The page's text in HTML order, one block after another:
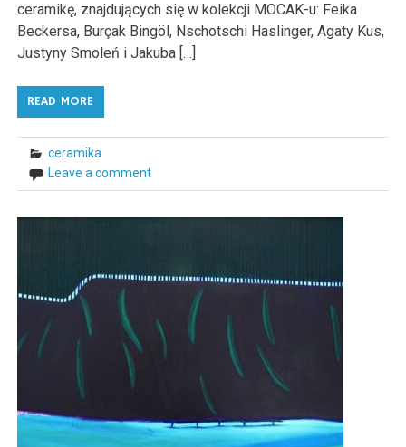
ceramikę, znajdujących się w kolekcji MOCAK-u: Feika
Beckersa, Burçak Bingöl, Nschotschi Haslinger, Agaty Kus,
Justyny Smoleń i Jakuba […]
READ MORE
ceramika
Leave a comment